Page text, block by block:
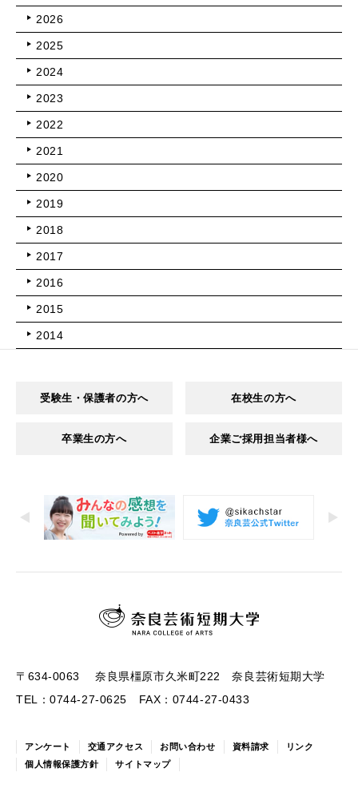
2026
2025
2024
2023
2022
2021
2020
2019
2018
2017
2016
2015
2014
受験生・保護者の方へ 在校生の方へ
卒業生の方へ 企業ご採用担当者様へ
〒634-0063 奈良県橿原市久米町222 奈良芸術短期大学
TEL：0744-27-0625 FAX：0744-27-0433
アンケート 交通アクセス お問い合わせ 資料請求
リンク
個人情報保護方針
サイトマップ